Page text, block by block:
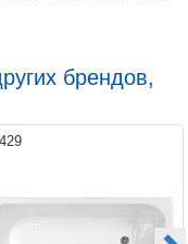
брендов,